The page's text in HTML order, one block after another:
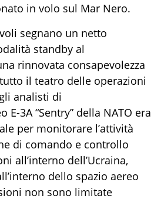
in volo sul Mar Nero.
segnano un netto
standby al
rinnovata consapevolezza
il teatro delle operazioni
analisti di
E-3A “Sentry” della NATO era
per monitorare l’attività
di comando e controllo
all’interno dell’Ucraina,
dello spazio aereo
i non sono limitate